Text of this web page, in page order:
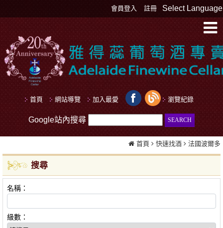
Select Language
會員登入 註冊
首頁 網站導覽 加入最愛 瀏覽紀錄
Google站內搜尋
首頁 快速找酒 法國波爾多
搜尋
名稱：
級數：